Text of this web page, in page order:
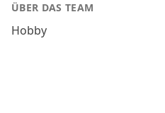
ÜBER DAS TEAM
Hobby